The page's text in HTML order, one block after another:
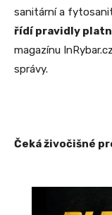
sanitární a
řídí pravidly
magazínu
správy.
Čeká živočišné